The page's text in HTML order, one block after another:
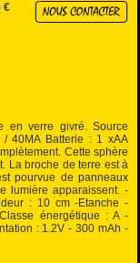
€
en verre givré. Source
40MA Batterie : 1 xAA
Cette sphère
La broche de terre est à
pourvue de panneaux
lumière apparaissent. -
: 10 cm -Etanche -
énergétique : A -
: 1.2V - 300 mAh -